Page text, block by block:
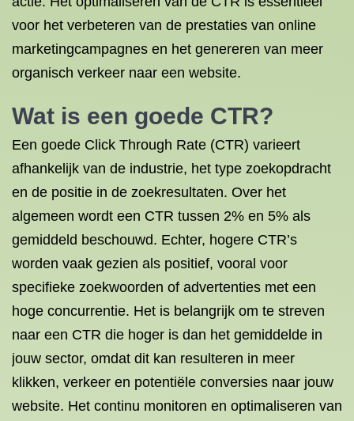
voor het verbeteren van de prestaties van online
marketingcampagnes en het genereren van meer
organisch verkeer naar een website.
Wat is een goede CTR?
Een goede Click Through Rate (CTR) varieert
afhankelijk van de industrie, het type zoekopdracht
en de positie in de zoekresultaten. Over het
algemeen wordt een CTR tussen 2% en 5% als
gemiddeld beschouwd. Echter, hogere CTR’s
worden vaak gezien als positief, vooral voor
specifieke zoekwoorden of advertenties met een
hoge concurrentie. Het is belangrijk om te streven
naar een CTR die hoger is dan het gemiddelde in
jouw sector, omdat dit kan resulteren in meer
klikken, verkeer en potentiële conversies naar jouw
website. Het continu monitoren en optimaliseren van